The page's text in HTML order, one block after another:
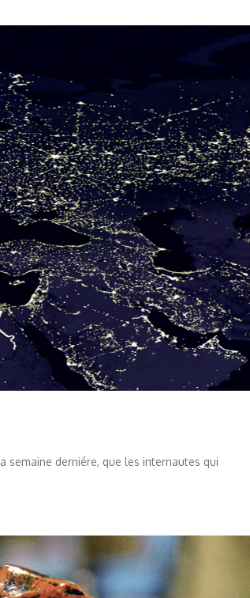
semaine derniére, que les internautes qui